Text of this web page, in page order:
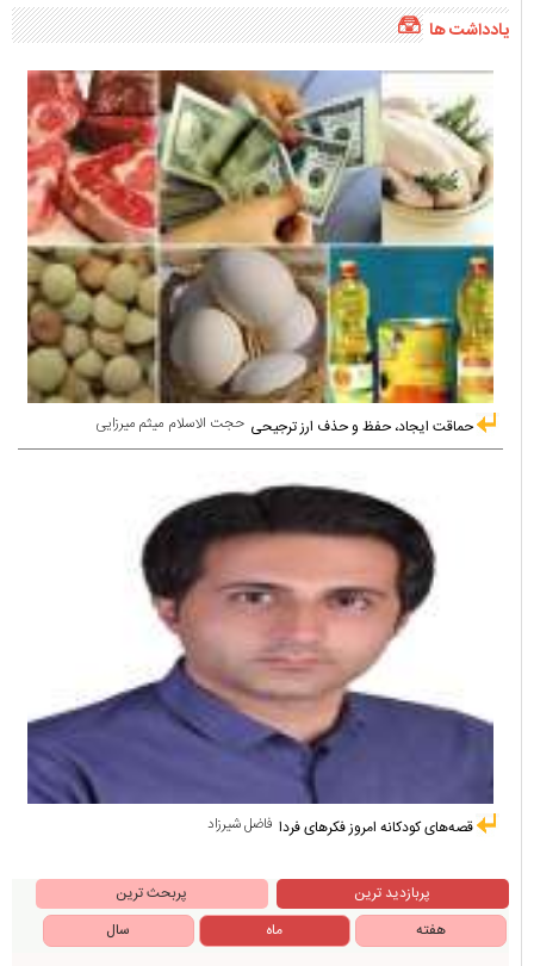
یادداشت ها
حجت الاسلام میثم میرزایی حماقت ایجاد، حفظ و حذف ارز ترجیحی
فاضل شیرزاد قصه‌های کودکانه امروز فکرهای فردا
پربازدید ترین
پربحث ترین
هفته
ماه سال